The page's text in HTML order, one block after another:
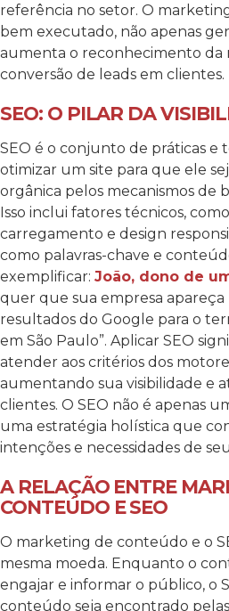
referência no setor. O
bem executado, não apenas
aumenta o reconhecimento da
conversão de leads em clientes.
SEO: O PILAR DA
SEO é o conjunto de práticas e
otimizar um site para que ele
orgânica pelos mecanismos de
Isso inclui fatores técnicos,
carregamento e design
como palavras-chave e
exemplificar: João, dono de
quer que sua empresa apareça
resultados do Google para o
em São Paulo”. Aplicar SEO
atender aos critérios dos
aumentando sua visibilidade e
clientes. O SEO não é apenas
uma estratégia holística que
intenções e necessidades de
A RELAÇÃO ENTRE
CONTEÚDO E SEO
O marketing de conteúdo e o
mesma moeda. Enquanto o
engajar e informar o público, o
conteúdo seja encontrado pelas